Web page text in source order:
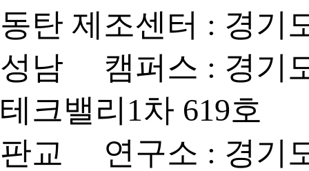
동탄 제조센터 : 경기
성남 캠퍼스 : 경기
테크밸리1차 619호
판교 연구소 : 경기